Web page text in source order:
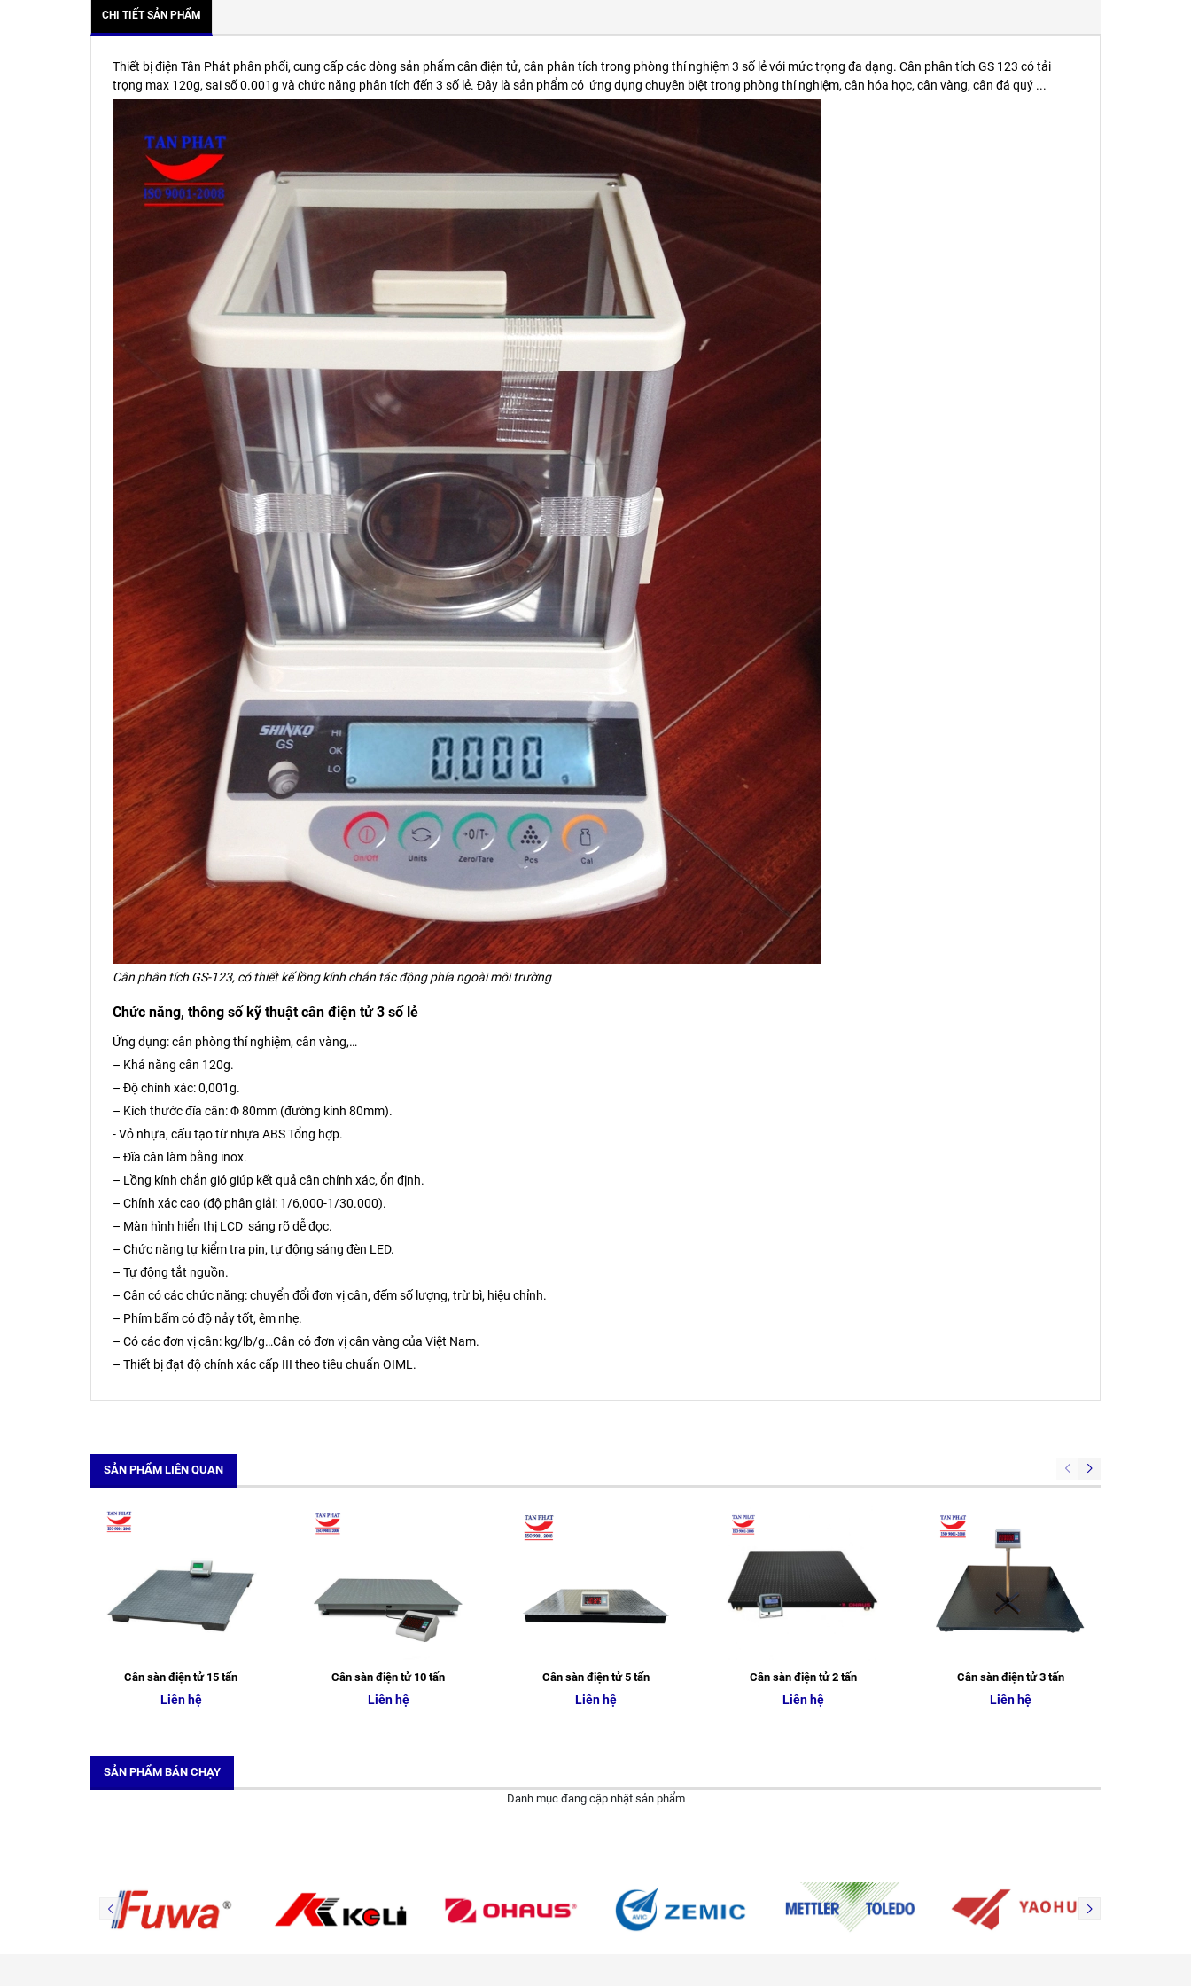
CHI TIẾT SẢN PHẨM
Thiết bị điện Tân Phát phân phối, cung cấp các dòng sản phẩm cân điện tử, cân phân tích trong phòng thí nghiệm 3 số lẻ với mức trọng đa dạng. Cân phân tích GS 123 có tải
trọng max 120g, sai số 0.001g và chức năng phân tích đến 3 số lẻ. Đây là sản phẩm có ứng dụng chuyên biệt trong phòng thí nghiệm, cân hóa học, cân vàng, cân đá quý ...
Cân phân tích GS-123, có thiết kế lồng kính chắn tác động phía ngoài môi trường
Chức năng, thông số kỹ thuật cân điện tử 3 số lẻ
Ứng dụng: cân phòng thí nghiệm, cân vàng,…
– Khả năng cân 120g.
– Độ chính xác: 0,001g.
– Kích thước đĩa cân: Φ 80mm (đường kính 80mm).
- Vỏ nhựa, cấu tạo từ nhựa ABS Tổng hợp.
– Đĩa cân làm bằng inox.
– Lồng kính chắn gió giúp kết quả cân chính xác, ổn định.
– Chính xác cao (độ phân giải: 1/6,000-1/30.000).
– Màn hình hiển thị LCD sáng rõ dễ đọc.
– Chức năng tự kiểm tra pin, tự động sáng đèn LED.
– Tự động tắt nguồn.
– Cân có các chức năng: chuyển đổi đơn vị cân, đếm số lượng, trừ bì, hiệu chỉnh.
– Phím bấm có độ nảy tốt, êm nhẹ.
– Có các đơn vị cân: kg/lb/g…Cân có đơn vị cân vàng của Việt Nam.
– Thiết bị đạt độ chính xác cấp III theo tiêu chuẩn OIML.
SẢN PHẨM LIÊN QUAN
Cân sàn điện tử 15 tấn
Liên hệ
Cân sàn điện tử 10 tấn
Liên hệ
Cân sàn điện tử 5 tấn
Liên hệ
Cân sàn điện tử 2 tấn
Liên hệ
Cân sàn điện tử 3 tấn
Liên hệ
SẢN PHẨM BÁN CHẠY
Danh mục đang cập nhật sản phẩm